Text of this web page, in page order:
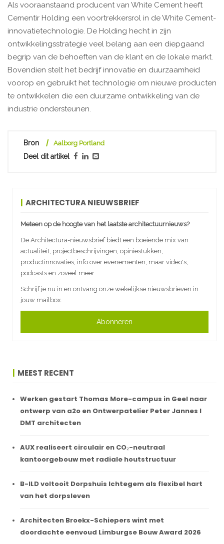
Als vooraanstaand producent van White Cement heeft
Cementir Holding een voortrekkersrol in de White Cement-
innovatietechnologie. De Holding hecht in zijn
ontwikkelingsstrategie veel belang aan een diepgaand
begrip van de behoeften van de klant en de lokale markt.
Bovendien stelt het bedrijf innovatie en duurzaamheid
voorop en gebruikt het technologie om nieuwe producten
te ontwikkelen die een duurzame ontwikkeling van de
industrie ondersteunen.
Bron Aalborg Portland
Deel dit artikel
ARCHITECTURA NIEUWSBRIEF
Meteen op de hoogte van het laatste architectuurnieuws?
De Architectura-nieuwsbrief biedt een boeiende mix van
actualiteit, projectbeschrijvingen, opiniestukken,
productinnovaties, info over evenementen, maar video's,
podcasts en zoveel meer.
Schrijf je nu in en ontvang onze wekelijkse nieuwsbrieven in
jouw mailbox.
Abonneren
MEEST RECENT
Werken gestart Thomas More-campus in Geel naar
ontwerp van a2o en Ontwerpatelier Peter Jannes I
DMT architecten
AUX realiseert circulair en CO₂-neutraal
kantoorgebouw met radiale houtstructuur
B-ILD voltooit Dorpshuis Ichtegem als flexibel hart
van het dorpsleven
Architecten Broekx-Schiepers wint met
doordachte eenvoud Limburgse Bouw Award 2026